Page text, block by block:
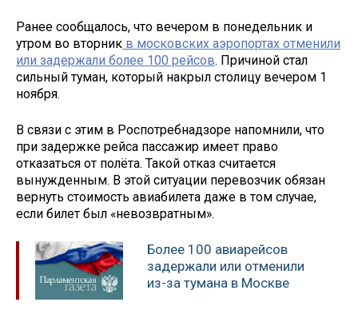
Ранее сообщалось, что вечером в понедельник и
утром во вторник в московских аэропортах отменили
или задержали более 100 рейсов. Причиной стал
сильный туман, который накрыл столицу вечером 1
ноября.
В связи с этим в Роспотребнадзоре напомнили, что
при задержке рейса пассажир имеет право
отказаться от полёта. Такой отказ считается
вынужденным. В этой ситуации перевозчик обязан
вернуть стоимость авиабилета даже в том случае,
если билет был «невозвратным».
Более 100 авиарейсов
задержали или отменили
из-за тумана в Москве